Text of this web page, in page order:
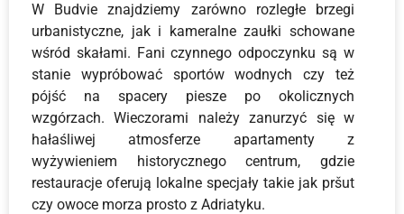
W Budvie znajdziemy zarówno rozległe brzegi
urbanistyczne, jak i kameralne zaułki schowane
wśród skałami. Fani czynnego odpoczynku są w
stanie wypróbować sportów wodnych czy też
pójść na spacery piesze po okolicznych
wzgórzach. Wieczorami należy zanurzyć się w
hałaśliwej atmosferze apartamenty z
wyżywieniem historycznego centrum, gdzie
restauracje oferują lokalne specjały takie jak pršut
czy owoce morza prosto z Adriatyku.